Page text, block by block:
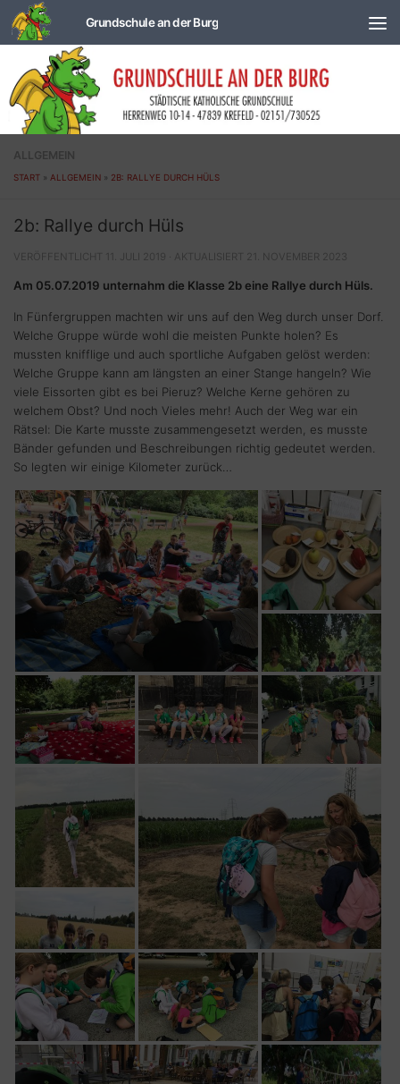
Zum Inhalt springen
ALLGEMEIN
START » ALLGEMEIN » 2B: RALLYE DURCH HÜLS
2b: Rallye durch Hüls
VERÖFFENTLICHT 11. JULI 2019 · AKTUALISIERT 21. NOVEMBER 2023
Am 05.07.2019 unternahm die Klasse 2b eine Rallye durch Hüls.
In Fünfergruppen machten wir uns auf den Weg durch unser Dorf.
Welche Gruppe würde wohl die meisten Punkte holen? Es
mussten knifflige und auch sportliche Aufgaben gelöst werden:
Welche Gruppe kann am längsten an einer Stange hangeln? Wie
viele Eissorten gibt es bei Pieruz? Welche Kerne gehören zu
welchem Obst? Und noch Vieles mehr! Auch der Weg war ein
Rätsel: Die Karte musste zusammengesetzt werden, es musste
Bänder gefunden und Beschreibungen richtig gedeutet werden.
So legten wir einige Kilometer zurück…